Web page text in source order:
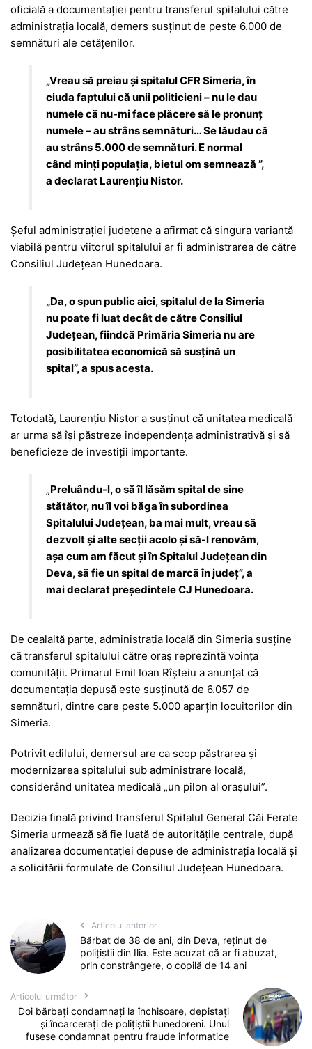
oficială a documentației pentru transferul spitalului către
administrația locală, demers susținut de peste 6.000 de
semnături ale cetățenilor.
„Vreau să preiau și spitalul CFR Simeria, în
ciuda faptului că unii politicieni – nu le dau
numele că nu-mi face plăcere să le pronunț
numele – au strâns semnături… Se lăudau că
au strâns 5.000 de semnături. E normal
când minți populația, bietul om semnează ”,
a declarat Laurențiu Nistor.
Șeful administrației județene a afirmat că singura variantă
viabilă pentru viitorul spitalului ar fi administrarea de către
Consiliul Județean Hunedoara.
„Da, o spun public aici, spitalul de la Simeria
nu poate fi luat decât de către Consiliul
Județean, fiindcă Primăria Simeria nu are
posibilitatea economică să susțină un
spital”, a spus acesta.
Totodată, Laurențiu Nistor a susținut că unitatea medicală
ar urma să își păstreze independența administrativă și să
beneficieze de investiții importante.
„Preluându-l, o să îl lăsăm spital de sine
stătător, nu îl voi băga în subordinea
Spitalului Județean, ba mai mult, vreau să
dezvolt și alte secții acolo și să-l renovăm,
așa cum am făcut și în Spitalul Județean din
Deva, să fie un spital de marcă în județ”, a
mai declarat președintele CJ Hunedoara.
De cealaltă parte, administrația locală din Simeria susține
că transferul spitalului către oraș reprezintă voința
comunității. Primarul Emil Ioan Rîșteiu a anunțat că
documentația depusă este susținută de 6.057 de
semnături, dintre care peste 5.000 aparțin locuitorilor din
Simeria.
Potrivit edilului, demersul are ca scop păstrarea și
modernizarea spitalului sub administrare locală,
considerând unitatea medicală „un pilon al orașului”.
Decizia finală privind transferul Spitalul General Căi Ferate
Simeria urmează să fie luată de autoritățile centrale, după
analizarea documentației depuse de administrația locală și
a solicitării formulate de Consiliul Județean Hunedoara.
Articolul anterior
Bărbat de 38 de ani, din Deva, reținut de
polițiștii din Ilia. Este acuzat că ar fi abuzat,
prin constrângere, o copilă de 14 ani
Articolul următor
Doi bărbați condamnați la închisoare, depistați
și încarcerați de polițiștii hunedoreni. Unul
fusese condamnat pentru fraude informatice